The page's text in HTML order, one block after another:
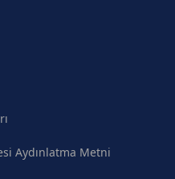
Aydınlatma Metni